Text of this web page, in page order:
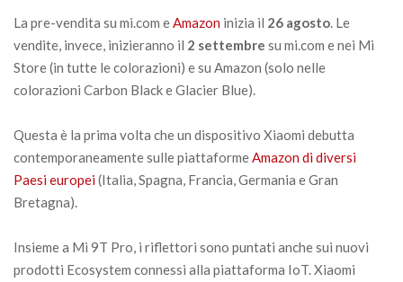
La pre-vendita su mi.com eAmazon inizia il 26 agosto. Le
vendite, invece, inizieranno il 2 settembre su mi.com e nei Mi
Store (in tutte le colorazioni) e su Amazon (solo nelle
colorazioni Carbon Black e Glacier Blue).
Questa è la prima volta che un dispositivo Xiaomi debutta
contemporaneamente sulle piattaformeAmazon di diversi
Paesi europei(Italia, Spagna, Francia, Germania e Gran
Bretagna).
Insieme a Mi 9T Pro, i riflettori sono puntati anche sui nuovi
prodotti Ecosystem connessi alla piattaforma IoT. Xiaomi